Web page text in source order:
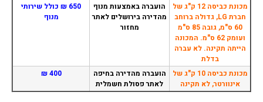
מכונת כביסה 12 ק"ג של
חברת LG, גדולה ברוחב
60 ס"מ, גובה 85 ס"מ
ועומק 62 ס"מ. המכונה
הייתה תקינה. לא עברה
בדלת
הועברה באמצעות מנוף
מהדירה בירושלים לאתר
מחזור
650 ₪ כולל שירותי
מנוף
מכונת כביסה 10 ק"ג של
אינוורטר, לא תקינה
הועברה מהדירה בחיפה
לאתר פסולת חשמלית
400 ₪